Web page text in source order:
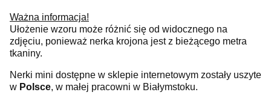
Ważna informacja!
Ułożenie wzoru może różnić się od widocznego na
zdjęciu, ponieważ nerka krojona jest z bieżącego metra
tkaniny.
Nerki mini dostępne w sklepie internetowym zostały uszyte
w Polsce, w małej pracowni w Białymstoku.